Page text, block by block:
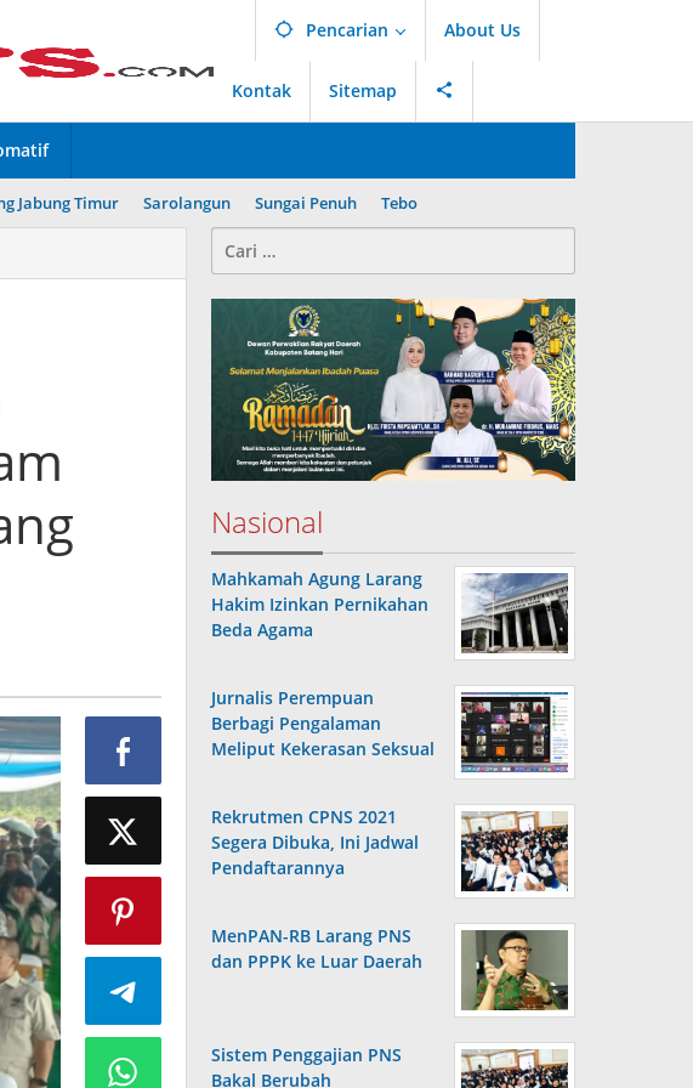
Pencarian About Us
Kontak Sitemap
Jabung Timur Sarolangun Sungai Penuh Tebo
Cari
untuk:
Nasional
Mahkamah Agung Larang
Hakim Izinkan Pernikahan
Beda Agama
Jurnalis Perempuan
Berbagi Pengalaman
Meliput Kekerasan Seksual
Rekrutmen CPNS 2021
Segera Dibuka, Ini Jadwal
Pendaftarannya
MenPAN-RB Larang PNS
dan PPPK ke Luar Daerah
Sistem Penggajian PNS
Bakal Berubah